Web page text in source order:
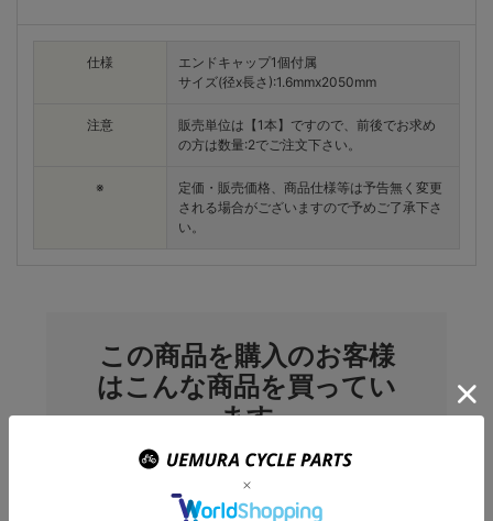
仕様
エンドキャップ1個付属
サイズ(径x長さ):1.6mmx2050mm
注意
販売単位は【1本】ですので、前後でお求め
の方は数量:2でご注文下さい。
※
定価・販売価格、商品仕様等は予告無く変更
される場合がございますので予めご了承下さ
い。
この商品を購入のお客様
はこんな商品を買ってい
ます